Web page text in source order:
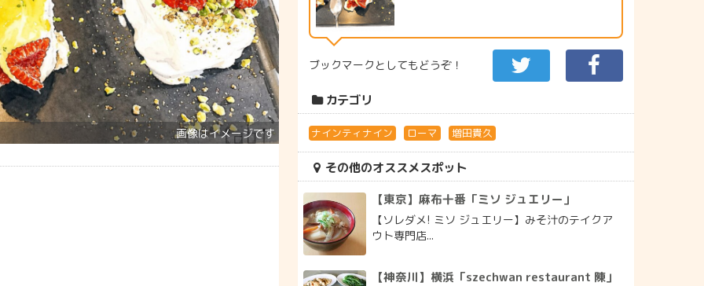
ブックマークとしてもどうぞ！
カテゴリ
ナインティナイン ローマ 増田貴久
その他のオススメスポット
【東京】麻布十番「ミソ ジュエリー」
【ソレダメ! ミソ ジュエリー】みそ汁のテイクア
ウト専門店...
【神奈川】横浜「szechwan restaurant 陳」